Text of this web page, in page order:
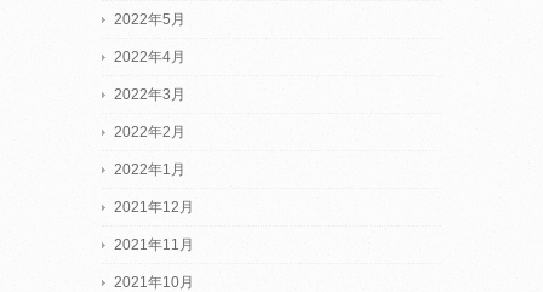
2022年5月
2022年4月
2022年3月
2022年2月
2022年1月
2021年12月
2021年11月
2021年10月